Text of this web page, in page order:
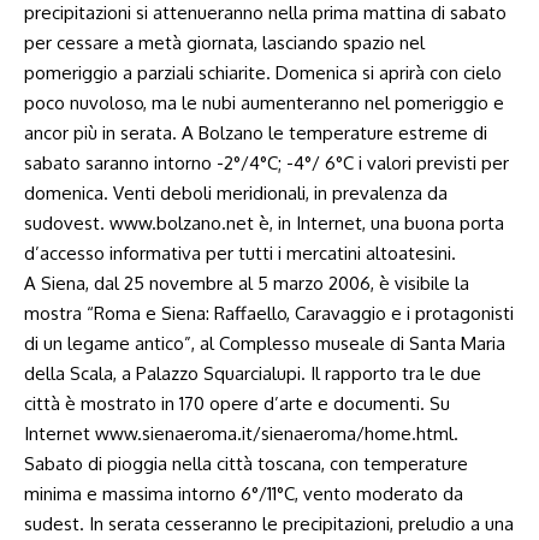
precipitazioni si attenueranno nella prima mattina di sabato
per cessare a metà giornata, lasciando spazio nel
pomeriggio a parziali schiarite. Domenica si aprirà con cielo
poco nuvoloso, ma le nubi aumenteranno nel pomeriggio e
ancor più in serata. A Bolzano le temperature estreme di
sabato saranno intorno -2°/4°C; -4°/ 6°C i valori previsti per
domenica. Venti deboli meridionali, in prevalenza da
sudovest. www.bolzano.net è, in Internet, una buona porta
d’accesso informativa per tutti i mercatini altoatesini.
A Siena, dal 25 novembre al 5 marzo 2006, è visibile la
mostra “Roma e Siena: Raffaello, Caravaggio e i protagonisti
di un legame antico”, al Complesso museale di Santa Maria
della Scala, a Palazzo Squarcialupi. Il rapporto tra le due
città è mostrato in 170 opere d’arte e documenti. Su
Internet www.sienaeroma.it/sienaeroma/home.html.
Sabato di pioggia nella città toscana, con temperature
minima e massima intorno 6°/11°C, vento moderato da
sudest. In serata cesseranno le precipitazioni, preludio a una